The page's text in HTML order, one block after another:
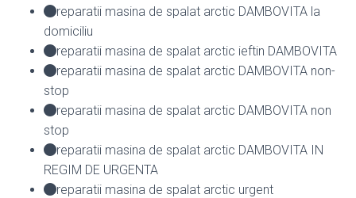
reparatii masina de spalat arctic DAMBOVITA la
domiciliu
reparatii masina de spalat arctic ieftin DAMBOVITA
reparatii masina de spalat arctic DAMBOVITA non-
stop
reparatii masina de spalat arctic DAMBOVITA non
stop
reparatii masina de spalat arctic DAMBOVITA IN
REGIM DE URGENTA
reparatii masina de spalat arctic urgent